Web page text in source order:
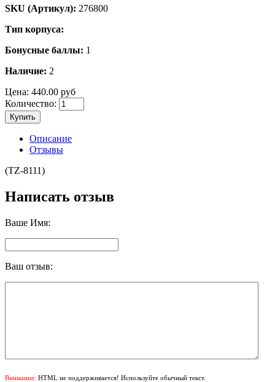
SKU (Артикул): 276800
Тип корпуса:
Бонусные баллы: 1
Наличие: 2
Цена: 440.00 руб
Количество:
Купить
Описание
Отзывы
(TZ-8111)
Написать отзыв
Ваше Имя:
Ваш отзыв:
Внимание: HTML не поддерживается! Используйте обычный текст.